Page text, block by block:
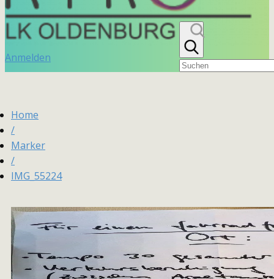
Anmelden
Home
/
Marker
/
IMG_55224